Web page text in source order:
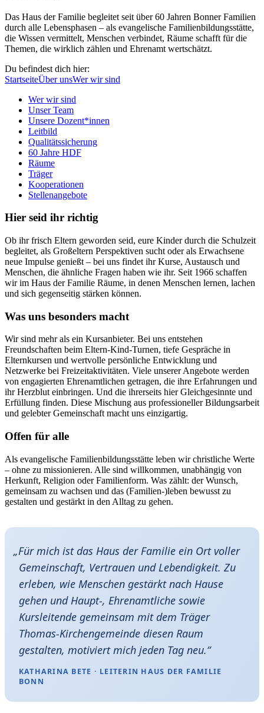
Das Haus der Familie begleitet seit über 60 Jahren Bonner Familien
durch alle Lebensphasen – als evangelische Familienbildungsstätte,
die Wissen vermittelt, Menschen verbindet, Räume schafft für die
Themen, die wirklich zählen und Ehrenamt wertschätzt.
Du befindest dich hier:
StartseiteÜber unsWer wir sind
Wer wir sind
Unser Team
Unsere Dozent*innen
Leitbild
Qualitätssicherung
60 Jahre HDF
Räume
Träger
Kooperationen
Stellenangebote
Hier seid ihr richtig
Ob ihr frisch Eltern geworden seid, eure Kinder durch die Schulzeit
begleitet, als Großeltern Perspektiven sucht oder als Erwachsene
neue Impulse genießt – bei uns findet ihr Kurse, Austausch und
Menschen, die ähnliche Fragen haben wie ihr. Seit 1966 schaffen
wir im Haus der Familie Räume, in denen Menschen lernen, lachen
und sich gegenseitig stärken können.
Was uns besonders macht
Wir sind mehr als ein Kursanbieter. Bei uns entstehen
Freundschaften beim Eltern-Kind-Turnen, tiefe Gespräche in
Elternkursen und wertvolle persönliche Entwicklung und
Netzwerke bei Freizeitaktivitäten. Viele unserer Angebote werden
von engagierten Ehrenamtlichen getragen, die ihre Erfahrungen und
ihr Herzblut einbringen. Und die ihrerseits hier Gleichgesinnte und
Erfüllung finden. Diese Mischung aus professioneller Bildungsarbeit
und gelebter Gemeinschaft macht uns einzigartig.
Offen für alle
Als evangelische Familienbildungsstätte leben wir christliche Werte
– ohne zu missionieren. Alle sind willkommen, unabhängig von
Herkunft, Religion oder Familienform. Was zählt: der Wunsch,
gemeinsam zu wachsen und das (Familien-)leben bewusst zu
gestalten und gestärkt in den Alltag zu gehen.
„Für mich ist das Haus der Familie ein Ort voller
Gemeinschaft, Vertrauen und Lebendigkeit. Zu
erleben, wie Menschen gestärkt nach Hause
gehen und Haupt-, Ehrenamtliche sowie
Kursleitende gemeinsam mit dem Träger
Thomas-Kirchengemeinde diesen Raum
gestalten, motiviert mich jeden Tag neu.“
KATHARINA BETE · LEITERIN HAUS DER FAMILIE
BONN